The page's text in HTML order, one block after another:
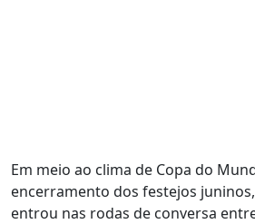
Em meio ao clima de Copa do
encerramento dos festejos
entrou nas rodas de conversa